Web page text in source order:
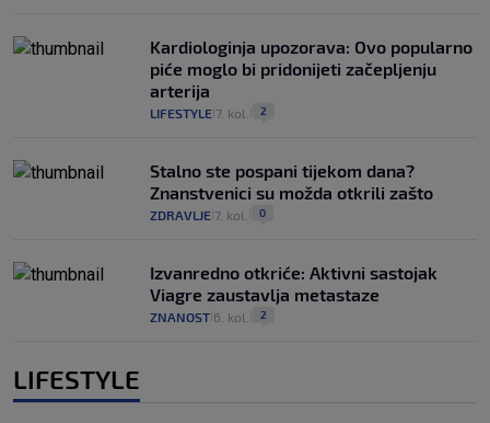
Kardiologinja upozorava: Ovo popularno
piće moglo bi pridonijeti začepljenju
arterija
LIFESTYLE 7. kol. 2
Stalno ste pospani tijekom dana?
Znanstvenici su možda otkrili zašto
ZDRAVLJE 7. kol. 0
Izvanredno otkriće: Aktivni sastojak
Viagre zaustavlja metastaze
ZNANOST 6. kol. 2
LIFESTYLE